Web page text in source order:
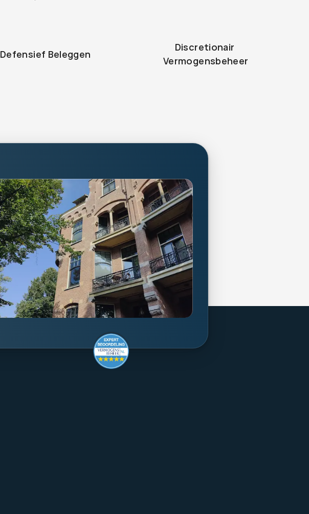
Defensief Beleggen
Discretionair
Vermogensbeheer